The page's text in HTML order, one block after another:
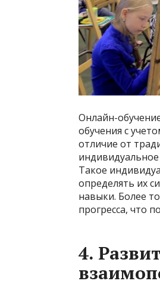
Онлайн-
обучения с
отличие от
Такое
определять их
навыки. Более
прогресса, что
4.